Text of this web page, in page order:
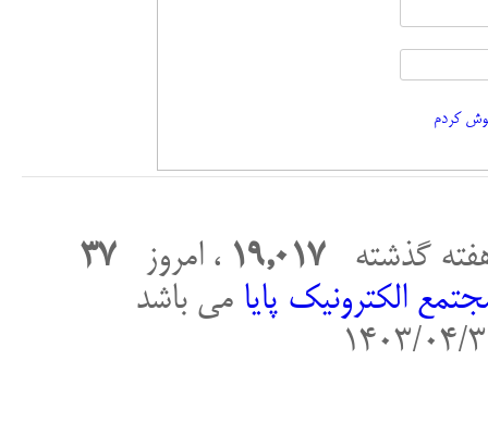
کردم
گذشته19,017 ، امروز37
الکترونیک پایامی باشد